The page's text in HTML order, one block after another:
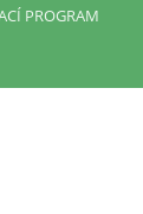
PROGRAM